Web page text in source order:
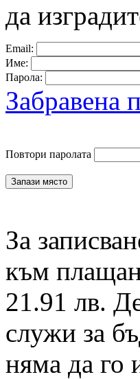
да
Email:
Име:
Парола:
Забравена
Повтори паролата
За
към
21.91 лв.
служи за
няма да го